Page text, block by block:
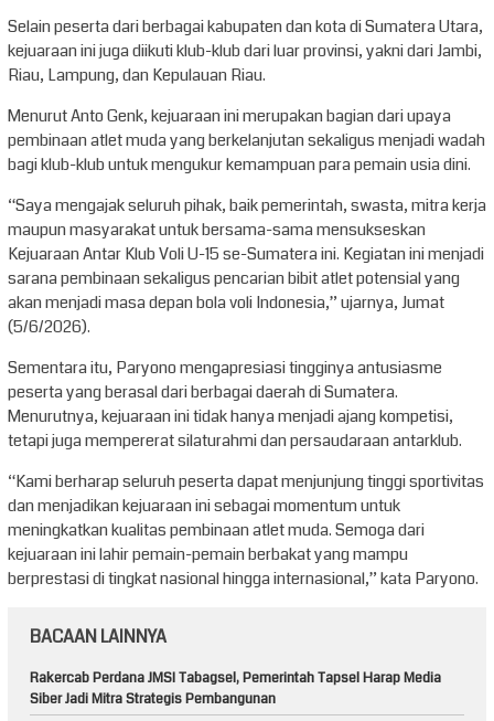
Selain peserta dari berbagai kabupaten dan kota di Sumatera Utara,
kejuaraan ini juga diikuti klub-klub dari luar provinsi, yakni dari Jambi,
Riau, Lampung, dan Kepulauan Riau.
Menurut Anto Genk, kejuaraan ini merupakan bagian dari upaya
pembinaan atlet muda yang berkelanjutan sekaligus menjadi wadah
bagi klub-klub untuk mengukur kemampuan para pemain usia dini.
“Saya mengajak seluruh pihak, baik pemerintah, swasta, mitra kerja
maupun masyarakat untuk bersama-sama mensukseskan
Kejuaraan Antar Klub Voli U-15 se-Sumatera ini. Kegiatan ini menjadi
sarana pembinaan sekaligus pencarian bibit atlet potensial yang
akan menjadi masa depan bola voli Indonesia,” ujarnya, Jumat
(5/6/2026).
Sementara itu, Paryono mengapresiasi tingginya antusiasme
peserta yang berasal dari berbagai daerah di Sumatera.
Menurutnya, kejuaraan ini tidak hanya menjadi ajang kompetisi,
tetapi juga mempererat silaturahmi dan persaudaraan antarklub.
“Kami berharap seluruh peserta dapat menjunjung tinggi sportivitas
dan menjadikan kejuaraan ini sebagai momentum untuk
meningkatkan kualitas pembinaan atlet muda. Semoga dari
kejuaraan ini lahir pemain-pemain berbakat yang mampu
berprestasi di tingkat nasional hingga internasional,” kata Paryono.
BACAAN LAINNYA
Rakercab Perdana JMSI Tabagsel, Pemerintah Tapsel Harap Media
Siber Jadi Mitra Strategis Pembangunan